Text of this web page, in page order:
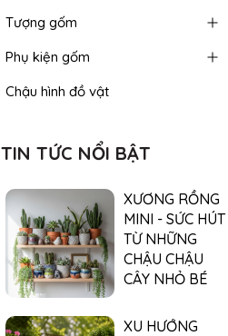
Tượng gốm
Phụ kiện gốm
Chậu hình đồ vật
TIN TỨC NỔI BẬT
XƯƠNG RỒNG
MINI - SỨC HÚT
TỪ NHỮNG
CHẬU CHẬU
CÂY NHỎ BÉ
XU HƯỚNG